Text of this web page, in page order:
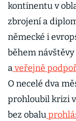
kontinentu v
zbrojení a
německé i
během
aveřejně
O necelé dva
prohloubil krizi
bez obalu